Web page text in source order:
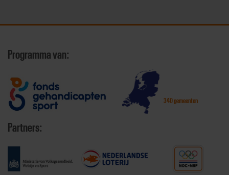
Programma van:
340 gemeenten
Partners: